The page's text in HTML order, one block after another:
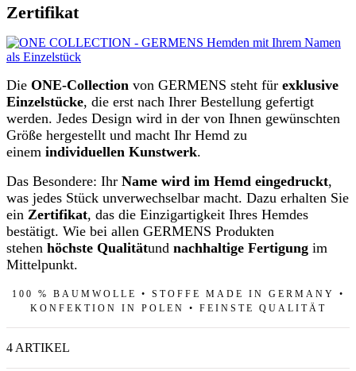
Zertifikat
Die ONE-Collection von GERMENS steht für exklusive
Einzelstücke, die erst nach Ihrer Bestellung gefertigt
werden. Jedes Design wird in der von Ihnen gewünschten
Größe hergestellt und macht Ihr Hemd zu
einem individuellen Kunstwerk.
Das Besondere: Ihr Name wird im Hemd eingedruckt,
was jedes Stück unverwechselbar macht. Dazu erhalten Sie
ein Zertifikat, das die Einzigartigkeit Ihres Hemdes
bestätigt. Wie bei allen GERMENS Produkten
stehen höchste Qualitätund nachhaltige Fertigung im
Mittelpunkt.
100 % BAUMWOLLE • STOFFE MADE IN GERMANY •
KONFEKTION IN POLEN • FEINSTE QUALITÄT
4 ARTIKEL